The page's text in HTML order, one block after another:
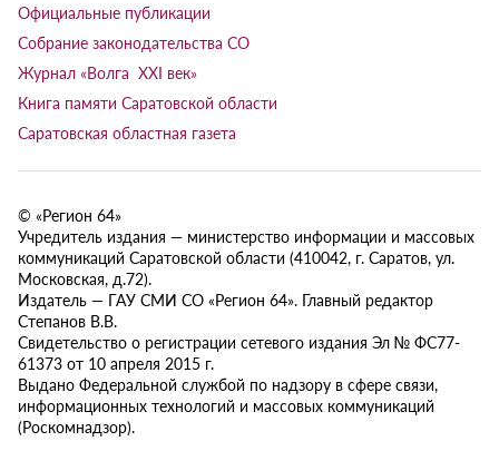
Официальные публикации
Собрание законодательства СО
Журнал «Волга XXI век»
Книга памяти Саратовской области
Саратовская областная газета
© «Регион 64»
Учредитель издания — министерство информации и массовых
коммуникаций Саратовской области (410042, г. Саратов, ул.
Московская, д.72).
Издатель — ГАУ СМИ СО «Регион 64». Главный редактор
Степанов В.В.
Свидетельство о регистрации сетевого издания Эл № ФС77-
61373 от 10 апреля 2015 г.
Выдано Федеральной службой по надзору в сфере связи,
информационных технологий и массовых коммуникаций
(Роскомнадзор).